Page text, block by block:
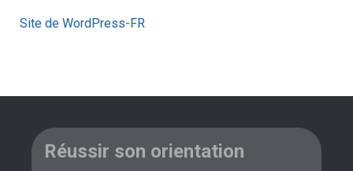
Site de WordPress-FR
Réussir son orientation